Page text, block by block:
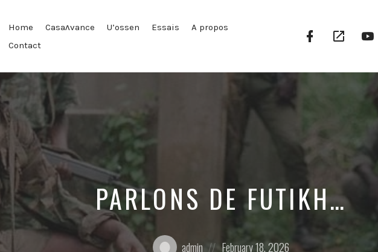
Home Casaʌvance U’ossen Essais
A propos
Contact
Facebook
Profile
Google
Play
PARLONS DE FUTIKH…
Posted admin
Posted
February 18, 2026